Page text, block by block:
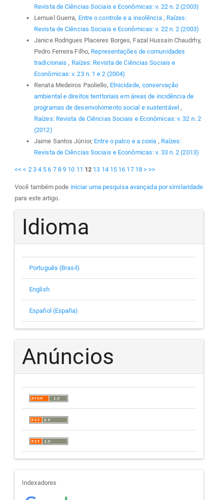
Revista de Ciências Sociais e Econômicas: v. 22 n. 2 (2003)
Lemuel Guerra, Entre o controle e a insolência , Raízes:
Revista de Ciências Sociais e Econômicas: v. 22 n. 2 (2003)
Janice Rodrigues Placeres Borges, Fazal Hussain Chaudrhy,
Pedro Ferreira Filho, Representações de comunidades
tradicionais, Raízes: Revista de Ciências Sociais e
Econômicas: v. 23 n. 1 e 2 (2004)
Renata Medeiros Paoliello, Etnicidade, conservação
ambiental e direitos territoriais em áreas de incidência de
programas de desenvolvimento social e sustentável,
Raízes: Revista de Ciências Sociais e Econômicas: v. 32 n. 2
(2012)
Jaime Santos Júnior, Entre o palco e a coxia , Raízes:
Revista de Ciências Sociais e Econômicas: v. 33 n. 2 (2013)
<< < 2 3 4 5 6 7 8 9 10 11 12 13 14 15 16 17 18 > >>
Você também pode iniciar uma pesquisa avançada por similaridade
para este artigo.
Idioma
Português (Brasil)
English
Español (España)
Anúncios
indexadores
Indexadores